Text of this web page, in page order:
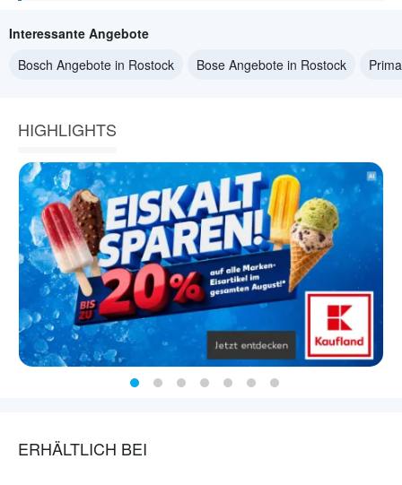
Interessante Angebote
Bosch Angebote in Rostock
Bose Angebote in Rostock
HIGHLIGHTS
ERHÄLTLICH BEI